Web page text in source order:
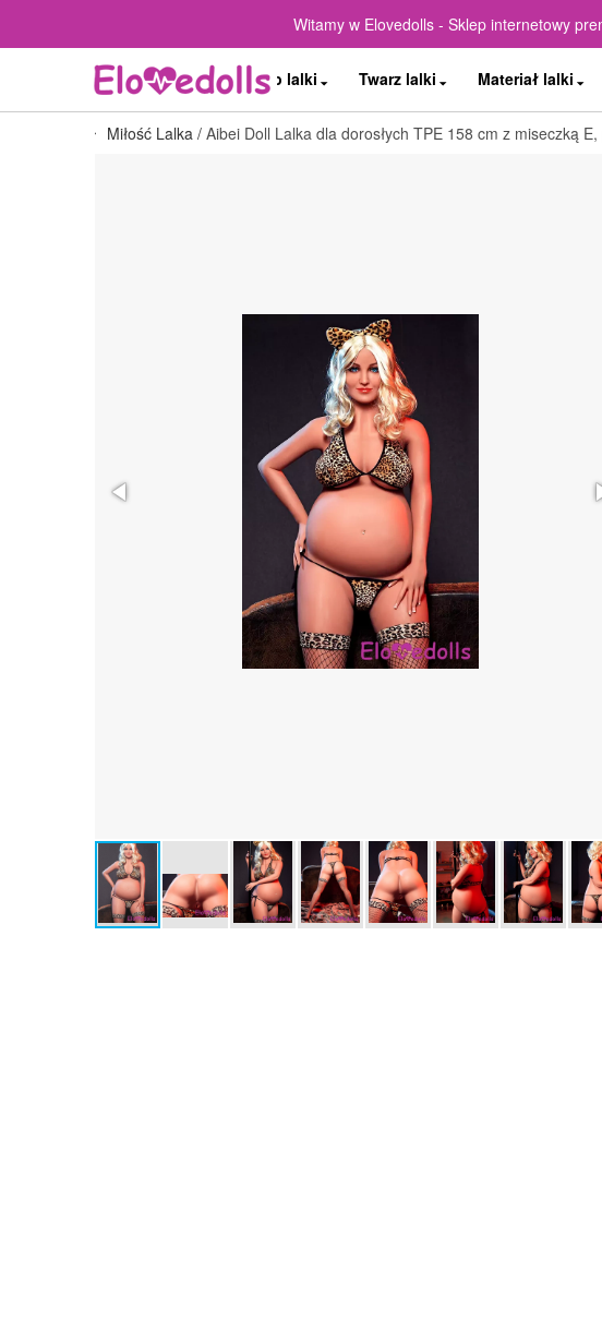
Witamy w Elovedolls - Sklep internetowy
Typ lalki Twarz lalki Materiał lalki
Miłość Lalka / Aibei Doll Lalka dla dorosłych TPE 158 cm z miseczką